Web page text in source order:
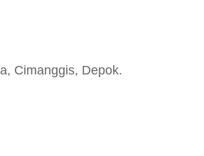
Cimanggis, Depok.